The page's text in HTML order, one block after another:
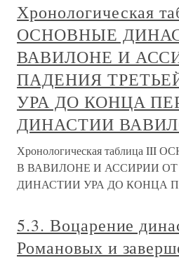
Хронологическая
ОСНОВНЫЕ
ВАВИЛОНЕ И
ПАДЕНИЯ
УРА ДО КОНЦА
ДИНАСТИИ
Хронологическая таблица
В ВАВИЛОНЕ И АССИРИИ
ДИНАСТИИ УРА ДО КОНЦА
5.3. Воцарение
Романовых и